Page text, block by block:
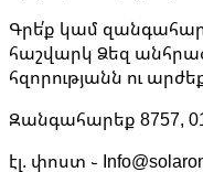
Գրե՛ք կամ
հաշվարկ Ձեզ
հզորությանն ու
Զանգահարեք 8757,
էլ. փոստ ֊